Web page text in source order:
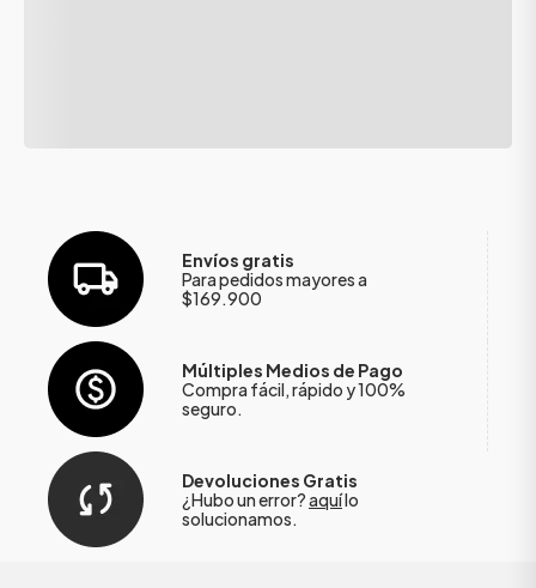
Envíos gratis
Para pedidos mayores a
$169.900
Múltiples Medios de Pago
Compra fácil, rápido y 100%
seguro.
Devoluciones Gratis
¿Hubo un error?aquílo
solucionamos.